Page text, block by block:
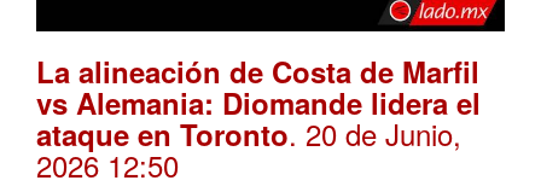
La alineación de Costa de Marfil
vs Alemania: Diomande lidera el
ataque en Toronto. 20 de Junio,
2026 12:50